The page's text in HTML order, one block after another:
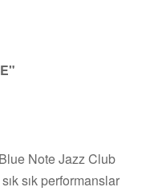
Note Jazz Club
sık performanslar